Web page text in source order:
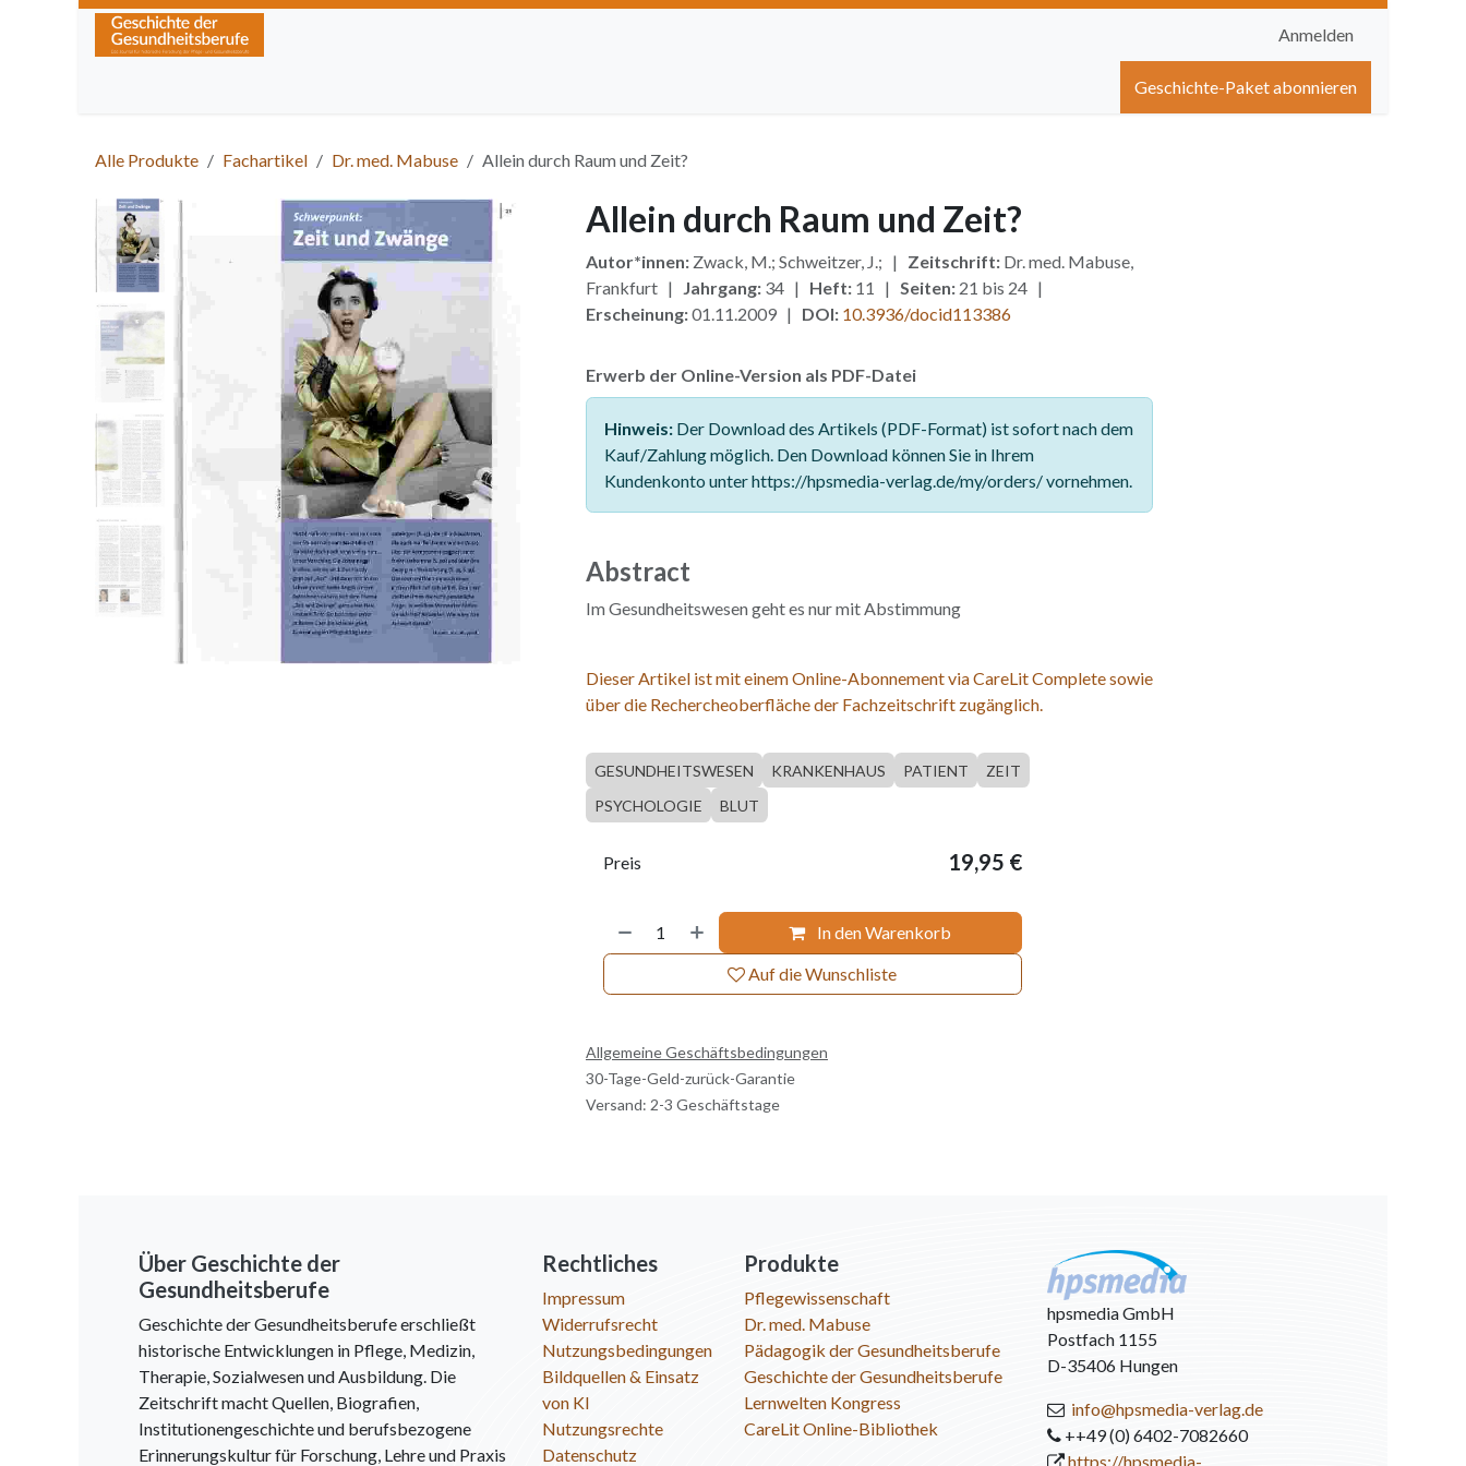
Zum Inhalt springen
Anmelden
Hilfe
Geschichte-Paket abonnieren
Alle Produkte Fachartikel Dr. med. Mabuse Allein durch Raum und Zeit?
Allein durch Raum und Zeit?
Autor*innen:Zwack, M.; Schweitzer, J.; | Zeitschrift:Dr. med. Mabuse,
Frankfurt | Jahrgang:34 | Heft:11 | Seiten:21 bis 24 |
Erscheinung:01.11.2009 | DOI: 10.3936/docid113386
Erwerb der Online-Version als PDF-Datei
Hinweis:Der Download des Artikels (PDF-Format) ist sofort nach dem
Kauf/Zahlung möglich. Den Download können Sie in Ihrem
Kundenkonto unter https://hpsmedia-verlag.de/my/orders/ vornehmen.
Abstract
Im Gesundheitswesen geht es nur mit Abstimmung
Dieser Artikel ist mit einem Online-Abonnement via CareLit Complete sowie
über die Rechercheoberfläche der Fachzeitschrift zugänglich.
GESUNDHEITSWESEN KRANKENHAUS PATIENT
ZEIT
PSYCHOLOGIE
BLUT
In den Warenkorb
Auf die Wunschliste
Preis 19,95 €
Allgemeine Geschäftsbedingungen
30-Tage-Geld-zurück-Garantie
Versand: 2-3 Geschäftstage
Über Geschichte der
Gesundheitsberufe
Geschichte der Gesundheitsberufe erschließt
historische Entwicklungen in Pflege, Medizin,
Therapie, Sozialwesen und Ausbildung. Die
Zeitschrift macht Quellen, Biografien,
Institutionengeschichte und berufsbezogene
Erinnerungskultur für Forschung, Lehre und Praxis
Rechtliches
Impressum
Widerrufsrecht
Nutzungsbedingungen
Bildquellen & Einsatz
von KI
Nutzungsrechte
Datenschutz
Produkte
Pflegewissenschaft
Dr. med. Mabuse
Pädagogik der Gesundheitsberufe
Geschichte der Gesundheitsberufe
Lernwelten Kongress
CareLit Online-Bibliothek
hpsmedia GmbH
Postfach 1155
D-35406 Hungen
info@hpsmedia-verlag.de
++49 (0) 6402-7082660
https://hpsmedia-